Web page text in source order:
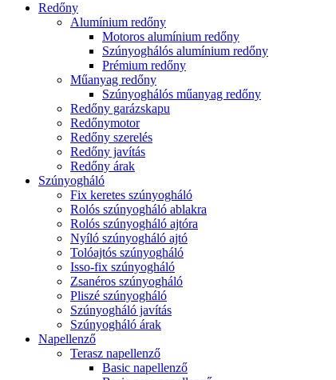
Redőny
Alumínium redőny
Motoros alumínium redőny
Szúnyoghálós alumínium redőny
Prémium redőny
Műanyag redőny
Szúnyoghálós műanyag redőny
Redőny garázskapu
Redőnymotor
Redőny szerelés
Redőny javítás
Redőny árak
Szúnyogháló
Fix keretes szúnyogháló
Rolós szúnyogháló ablakra
Rolós szúnyogháló ajtóra
Nyíló szúnyogháló ajtó
Tolóajtós szúnyogháló
Isso-fix szúnyogháló
Zsanéros szúnyogháló
Pliszé szúnyogháló
Szúnyogháló javítás
Szúnyogháló árak
Napellenző
Terasz napellenző
Basic napellenző